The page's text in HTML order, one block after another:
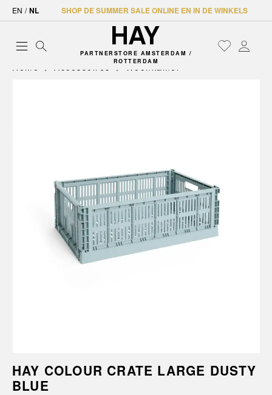
EN / NL SHOP DE SUMMER SALE ONLINE EN IN DE WINKELS
PARTNERSTORE AMSTERDAM /
ROTTERDAM
Home Accessoires Woonkamer
HAY COLOUR CRATE LARGE DUSTY
BLUE